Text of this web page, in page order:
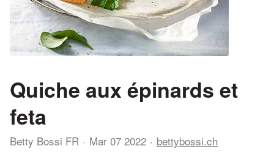
Quiche aux épinards et
feta
Betty Bossi FR Mar 07 2022 bettybossi.ch